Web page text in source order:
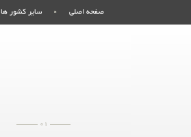
سایر کشور ها صفحه اصلی
01